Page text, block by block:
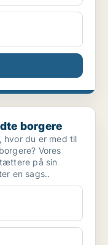
borgere
hvor du er med til
Vores
på sin
en sags..